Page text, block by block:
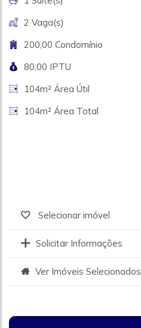
2 Vaga(s)
200,00 Condomínio
80,00 IPTU
104m² Área Útil
104m² Área Total
Selecionar imóvel
Solicitar Informações
Ver Imóveis Selecionados